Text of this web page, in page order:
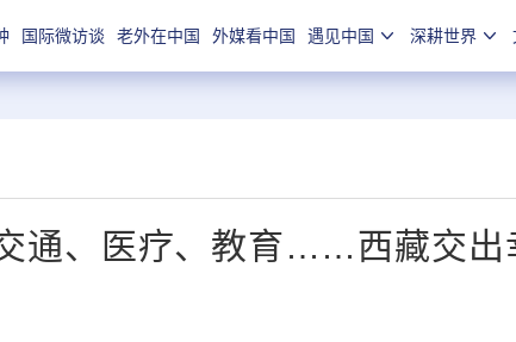
国际微访谈 老外在中国 外媒看中国 遇见中国 深耕世界
通、医疗、教育……西藏交出